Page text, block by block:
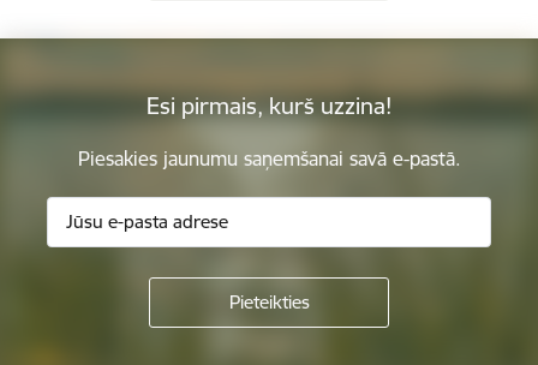
Esi pirmais, kurš uzzina!
Piesakies jaunumu saņemšanai savā e-pastā.